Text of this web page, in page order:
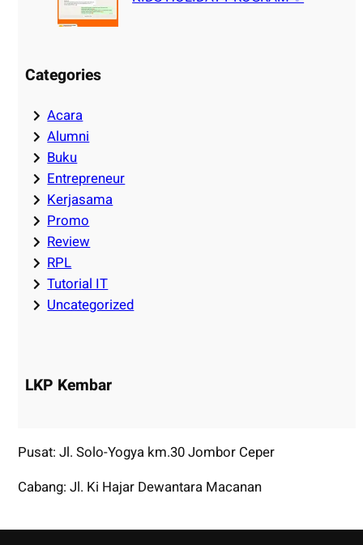
Categories
Acara
Alumni
Buku
Entrepreneur
Kerjasama
Promo
Review
RPL
Tutorial IT
Uncategorized
LKP Kembar
Pusat: Jl. Solo-Yogya km.30 Jombor Ceper
Cabang: Jl. Ki Hajar Dewantara Macanan